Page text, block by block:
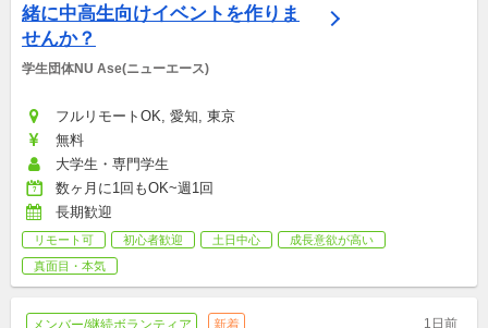
緒に中高生向けイベントを作りま
せんか？
学生団体NU Ase(ニューエース)
フルリモートOK, 愛知, 東京
無料
大学生・専門学生
数ヶ月に1回もOK~週1回
長期歓迎
リモート可 初心者歓迎 土日中心
成長意欲が高い
真面目・本気
メンバー/継続ボランティア 新着 1日前